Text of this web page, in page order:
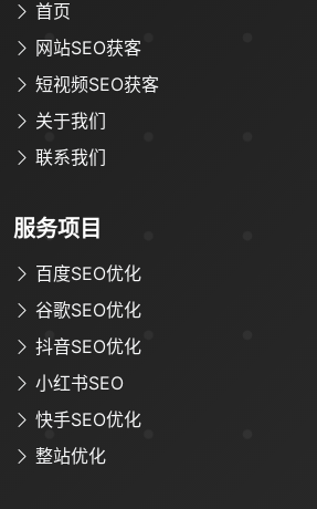
首页
网站SEO获客
短视频SEO获客
关于我们
联系我们
服务项目
百度SEO优化
谷歌SEO优化
抖音SEO优化
小红书SEO
快手SEO优化
整站优化
限时优惠咨询中
联系方式
手机号
需求类型*
🔍 SEO优化